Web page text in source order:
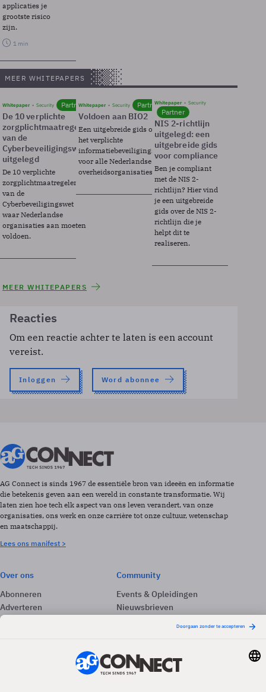
applicaties je
grootste risico
zijn.
1 min
MEER WHITEPAPERS
Whitepaper Security Partner
De 10 verplichte
zorgplichtmaatregelen
van de
Cyberbeveiligingswet
uitgelegd
De 10 verplichte
zorgplichtmaatregelen
van de
Cyberbeveiligingswet
waar Nederlandse
organisaties aan moeten
voldoen.
Whitepaper Security Partner
Voldoen aan BIO2
Een uitgebreide gids over BIO2,
het verplichte
informatiebeveiligingsframework
voor alle Nederlandse
overheidsorganisaties.
Whitepaper Security
Partner
NIS 2-richtlijn
uitgelegd: een
uitgebreide gids
voor compliance
Ben je compliant
met de NIS 2-
richtlijn? Hier vind
je een uitgebreide
gids over de NIS 2-
richtlijn die je
helpt dit te
realiseren.
MEER WHITEPAPERS
Reacties
Om een reactie achter te laten is een account
vereist.
Inloggen Word abonnee
AG Connect is sinds 1967 de essentiële bron van ideeën en informatie
die betekenis geven aan een wereld in constante transformatie. Wij
laten zien hoe tech elk aspect van ons leven verandert, van onze
organisaties, ons werk en onze carrière tot onze cultuur, wetenschap
en maatschappij.
Lees ons manifest >
Over ons
Abonneren
Adverteren
Contact
Community
Events & Opleidingen
Nieuwsbrieven